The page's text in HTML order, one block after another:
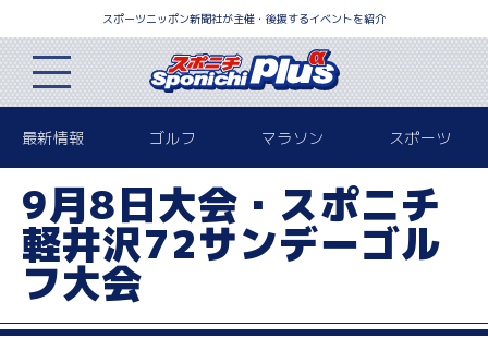
スポーツニッポン新聞社が主催・後援するイベントを紹介
最新情報 ゴルフ マラソン スポーツ
9月8日大会・スポニチ
軽井沢72サンデーゴル
フ大会